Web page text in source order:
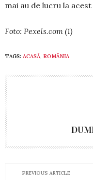
mai au de lucru la
Foto: Pexels.com (1)
TAGS: ACASĂ, ROMÂNIA
PREVIOUS ARTICLE